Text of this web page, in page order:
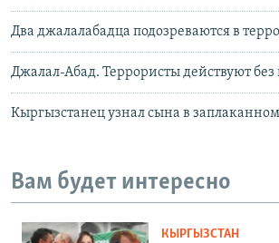
Два джалалабадца подозреваются в
Джалал-Абад. Террористы действуют
Кыргызстанец узнал сына в
Вам будет интересно
КЫРГЫЗСТАН